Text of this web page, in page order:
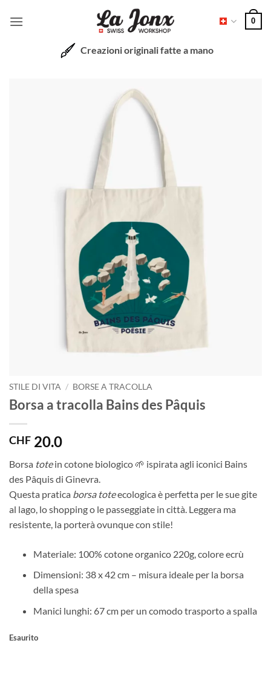
0
Creazioni originali fatte a mano
STILE DI VITA / BORSE A TRACOLLA
Borsa a tracolla Bains des Pâquis
CHF 20.0
Borsa totein cotone biologico 🌱 ispirata agli iconici Bains
des Pâquis di Ginevra.
Questa pratica borsa toteecologica è perfetta per le sue gite
al lago, lo shopping o le passeggiate in città. Leggera ma
resistente, la porterà ovunque con stile!
Materiale: 100% cotone organico 220g, colore ecrù
Dimensioni: 38 x 42 cm – misura ideale per la borsa
della spesa
Manici lunghi: 67 cm per un comodo trasporto a spalla
Esaurito